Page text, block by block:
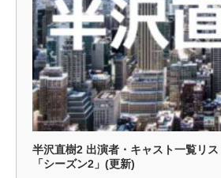
半沢直樹2 出演者・キャスト一覧リ
「シーズン2」(更新)